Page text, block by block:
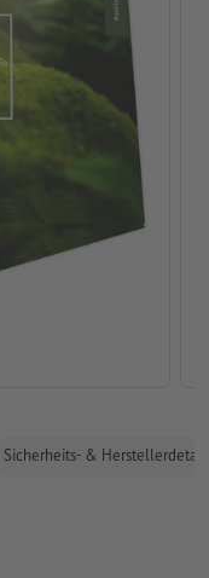
Sicherheits- &